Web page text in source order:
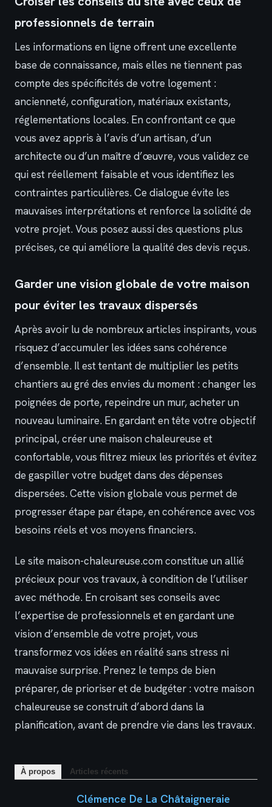
professionnels de terrain
Les informations en ligne offrent une excellente
base de connaissance, mais elles ne tiennent pas
compte des spécificités de votre logement :
ancienneté, configuration, matériaux existants,
réglementations locales. En confrontant ce que
vous avez appris à l’avis d’un artisan, d’un
architecte ou d’un maître d’œuvre, vous validez ce
qui est réellement faisable et vous identifiez les
contraintes particulières. Ce dialogue évite les
mauvaises interprétations et renforce la solidité de
votre projet. Vous posez aussi des questions plus
précises, ce qui améliore la qualité des devis reçus.
Garder une vision globale de votre maison
pour éviter les travaux dispersés
Après avoir lu de nombreux articles inspirants, vous
risquez d’accumuler les idées sans cohérence
d’ensemble. Il est tentant de multiplier les petits
chantiers au gré des envies du moment : changer les
poignées de porte, repeindre un mur, acheter un
nouveau luminaire. En gardant en tête votre objectif
principal, créer une maison chaleureuse et
confortable, vous filtrez mieux les priorités et évitez
de gaspiller votre budget dans des dépenses
dispersées. Cette vision globale vous permet de
progresser étape par étape, en cohérence avec vos
besoins réels et vos moyens financiers.
Le site maison-chaleureuse.com constitue un allié
précieux pour vos travaux, à condition de l’utiliser
avec méthode. En croisant ses conseils avec
l’expertise de professionnels et en gardant une
vision d’ensemble de votre projet, vous
transformez vos idées en réalité sans stress ni
mauvaise surprise. Prenez le temps de bien
préparer, de prioriser et de budgéter : votre maison
chaleureuse se construit d’abord dans la
planification, avant de prendre vie dans les travaux.
À propos Articles récents
Clémence De La Châtaigneraie